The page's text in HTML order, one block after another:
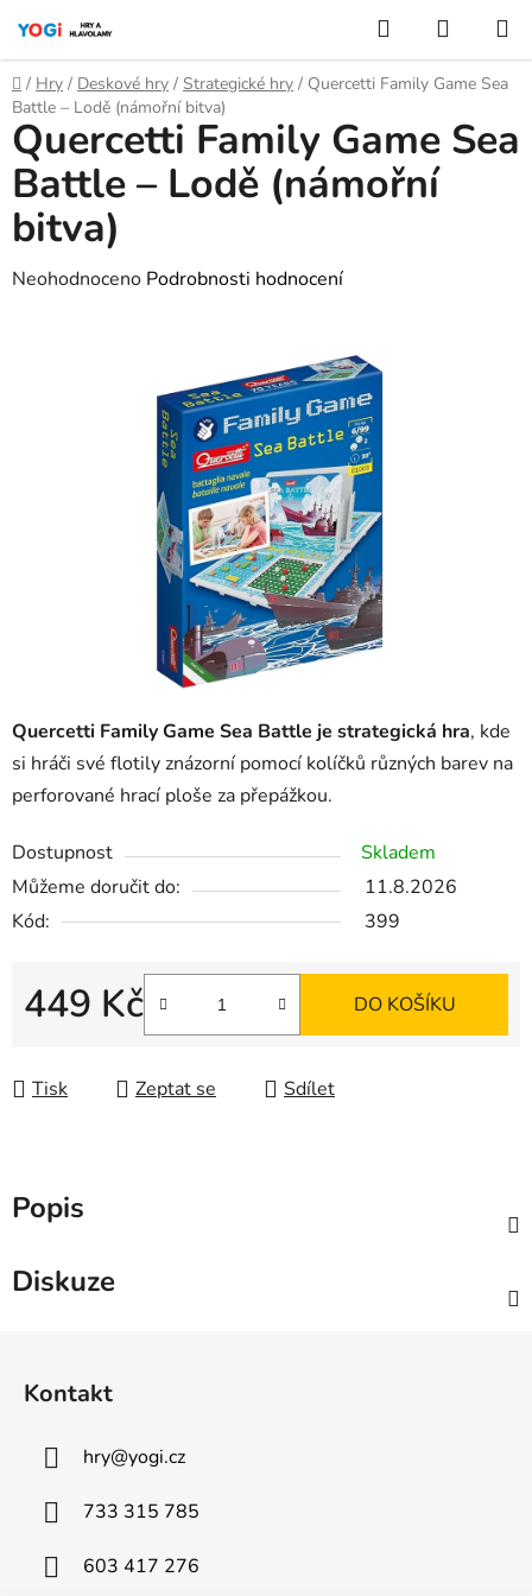
obsah
Hledat
KOŠÍK
Domů
/ Hry / Deskové hry / Strategické hry / Quercetti Family Game Sea
Battle – Lodě (námořní bitva)
Quercetti Family Game Sea Battle je strategická hra, kde
si hráči své flotily znázorní pomocí kolíčků různých barev na
perforované hrací ploše za přepážkou.
Dostupnost
Skladem
Můžeme doručit do:
11.8.2026
Kód:
399
449 Kč DO KOŠÍKU
Tisk Zeptat se Sdílet
Quercetti Family Game Sea
Battle – Lodě (námořní
bitva)
Průměrné
Neohodnoceno Podrobnosti hodnocení
Popis
Diskuze
Kontakt
hry@yogi.cz
733 315 785
603 417 276